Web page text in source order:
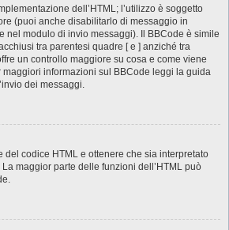
dell’HTML; l’utilizzo è soggetto
(puoi anche disabilitarlo di messaggio in
nel modulo di invio messaggi). Il BBCode è simile
tra parentesi quadre [ e ] anziché tra
un controllo maggiore su cosa e come viene
maggiori informazioni sul BBCode leggi la guida
dei messaggi.
del codice HTML e ottenere che sia interpretato
maggior parte delle funzioni dell’HTML può